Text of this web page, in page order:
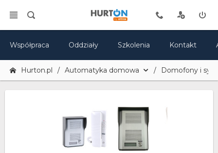
Współpraca Oddziały Szkolenia Kontakt
Hurton.pl Automatyka domowa Domofony i